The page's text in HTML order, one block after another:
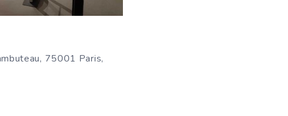
75001 Paris,